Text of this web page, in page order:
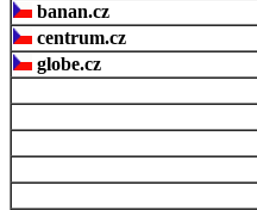
banan.cz
centrum.cz
globe.cz